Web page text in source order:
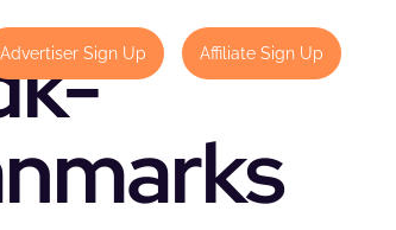
Advertiser Sign Up Affiliate Sign Up